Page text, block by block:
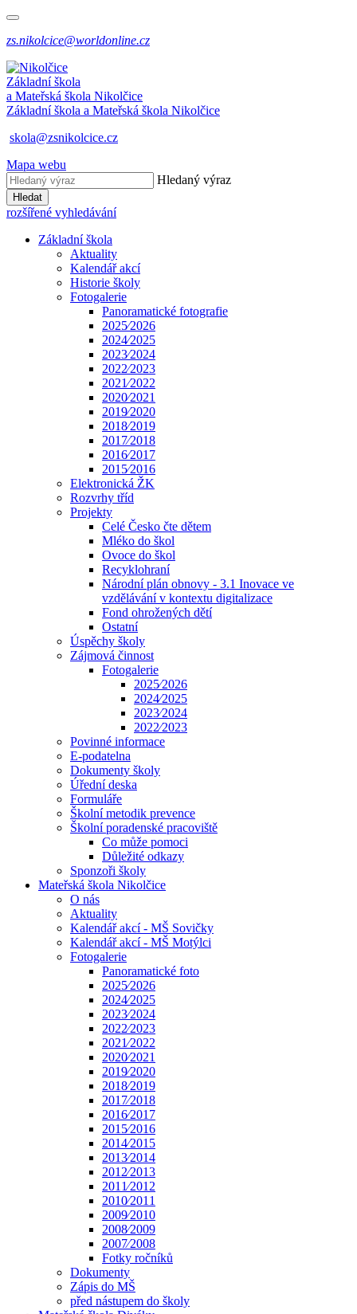
zs.nikolcice@worldonline.cz
Základní škola
a Mateřská škola Nikolčice
Základní škola a Mateřská škola Nikolčice
skola@zsnikolcice.cz
Mapa webu
Hledaný výraz
Hledat
rozšířené vyhledávání
Základní škola
Aktuality
Kalendář akcí
Historie školy
Fotogalerie
Panoramatické fotografie
2025⁄2026
2024⁄2025
2023⁄2024
2022⁄2023
2021⁄2022
2020⁄2021
2019⁄2020
2018⁄2019
2017⁄2018
2016⁄2017
2015⁄2016
Elektronická ŽK
Rozvrhy tříd
Projekty
Celé Česko čte dětem
Mléko do škol
Ovoce do škol
Recyklohraní
Národní plán obnovy - 3.1 Inovace ve
vzdělávání v kontextu digitalizace
Fond ohrožených dětí
Ostatní
Úspěchy školy
Zájmová činnost
Fotogalerie
2025⁄2026
2024⁄2025
2023⁄2024
2022⁄2023
Povinné informace
E-podatelna
Dokumenty školy
Úřední deska
Formuláře
Školní metodik prevence
Školní poradenské pracoviště
Co může pomoci
Důležité odkazy
Sponzoři školy
Mateřská škola Nikolčice
O nás
Aktuality
Kalendář akcí - MŠ Sovičky
Kalendář akcí - MŠ Motýlci
Fotogalerie
Panoramatické foto
2025⁄2026
2024⁄2025
2023⁄2024
2022⁄2023
2021⁄2022
2020⁄2021
2019⁄2020
2018⁄2019
2017⁄2018
2016⁄2017
2015⁄2016
2014⁄2015
2013⁄2014
2012⁄2013
2011⁄2012
2010⁄2011
2009⁄2010
2008⁄2009
2007⁄2008
Fotky ročníků
Dokumenty
Zápis do MŠ
před nástupem do školy